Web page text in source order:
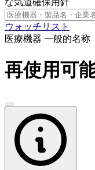
な気道確保用針
ウォッチリスト
医療機器 一般的名称
再使用可